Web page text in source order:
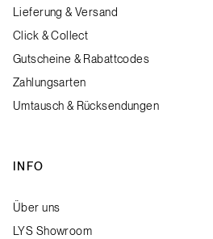
Lieferung & Versand
Click & Collect
Gutscheine & Rabattcodes
Zahlungsarten
Umtausch & Rücksendungen
INFO
Über uns
LYS Showroom